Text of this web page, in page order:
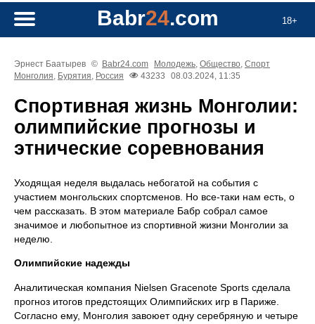
18+
Babr24.com
Эрнест Баатырев © Babr24.com Молодежь, Общество, Спорт
Монголия, Бурятия, Россия 43233 08.03.2024, 11:35
Спортивная жизнь Монголии:
олимпийские прогнозы и
этнические соревнования
Уходящая неделя выдалась небогатой на события с
участием монгольских спортсменов. Но все-таки нам есть, о
чем рассказать. В этом материале Бабр собрал самое
значимое и любопытное из спортивной жизни Монголии за
неделю.
Олимпийские надежды
Аналитическая компания Nielsen Gracenote Sports сделала
прогноз итогов предстоящих Олимпийских игр в Париже.
Согласно ему, Монголия завоюет одну серебряную и четыре